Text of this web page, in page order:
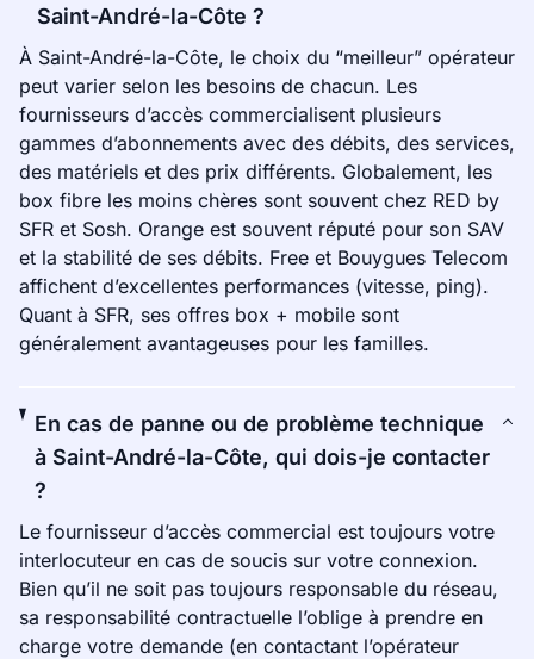
Saint-André-la-Côte ?
À Saint-André-la-Côte, le choix du “meilleur” opérateur
peut varier selon les besoins de chacun. Les
fournisseurs d’accès commercialisent plusieurs
gammes d’abonnements avec des débits, des services,
des matériels et des prix différents. Globalement, les
box fibre les moins chères sont souvent chez RED by
SFR et Sosh. Orange est souvent réputé pour son SAV
et la stabilité de ses débits. Free et Bouygues Telecom
affichent d’excellentes performances (vitesse, ping).
Quant à SFR, ses offres box + mobile sont
généralement avantageuses pour les familles.
En cas de panne ou de problème technique
à Saint-André-la-Côte, qui dois-je contacter
?
Le fournisseur d’accès commercial est toujours votre
interlocuteur en cas de soucis sur votre connexion.
Bien qu’il ne soit pas toujours responsable du réseau,
sa responsabilité contractuelle l’oblige à prendre en
charge votre demande (en contactant l’opérateur